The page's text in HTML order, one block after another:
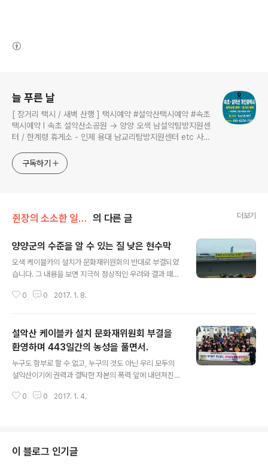
늘 푸른 날
[ 장거리 택시 / 새벽 산행 ] 택시예약 #설악산택시예약 #속초
택시예약 I 속초 설악산소공원 → 양양 오색 남설악탐방지원센
터 / 한계령 휴게소 - 인제 용대 남교리탐방지원센터 etc 사전
구독하기
쥔장의 소소한 일상/설악산 케이블카 설치 NO 의 다른 글 더보기
양양군의 수준을 알 수 있는 질 낮은 현수막
오색 케이블카의 설치가 문화재위원회의 반대로 부결되었
습니다. 그 내용을 보면 지극히 정상적인 우려와 결과 때문
반대를 해야 함이 마땅했지만, 위법과 불법으로 일사천리
황입니다. 그리고, 국립공원은 양양군의 지자체 소유가 아
닙니다. 전 국민들이 관심을 갖고, 아끼며 보존해야할 자연
유산입니다. 마치 이 국립공원이 특정그룹의 소유인냥 나
서는 것도 월권입니다. 그럼에도 게시대에 걸지 않고 양양
군과 일부 단체는 불법(공공의 이익이 아니라 일부의 의견
임)으로 현수막을 대문짝하게 여기저기 걸었는데, 그 내용
0 0 2017. 1. 8.
설악산 케이블카 설치 문화재위원회 부결을
환영하며 443일간의 농성을 풀면서.
누구도 함부로 할 수 없고, 누구의 것도 아닌 우리 모두의
설악산이기에 권력과 결탁한 자본의 폭력 앞에 내던져진
저항하지 않는 것은 삶을 포기하는 것과 다름없는 일이었
에 올라 한그루의 나무처럼 서서 맞았던 바람과 산양발자
국 속에 담긴 불안한 삶의 이야기는 우리들이 해야 할 일이
0 0 2017. 1. 4.
이 블로그 인기글